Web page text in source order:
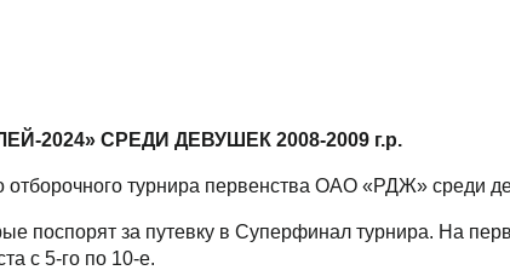
СРЕДИ ДЕВУШЕК 2008-2009 г.р.
отборочного турнира первенства ОАО «РДЖ» среди
поспорят за путевку в Суперфинал турнира. На
с 5-го по 10-е.